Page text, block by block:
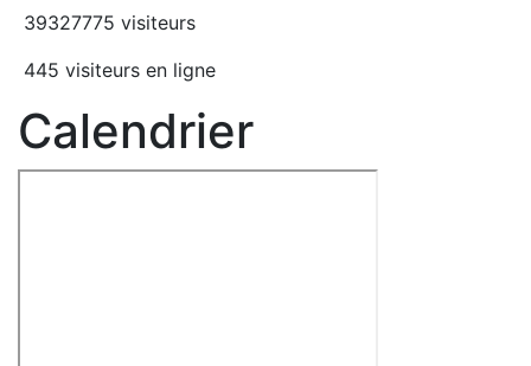
39327775 visiteurs
445 visiteurs en ligne
Calendrier